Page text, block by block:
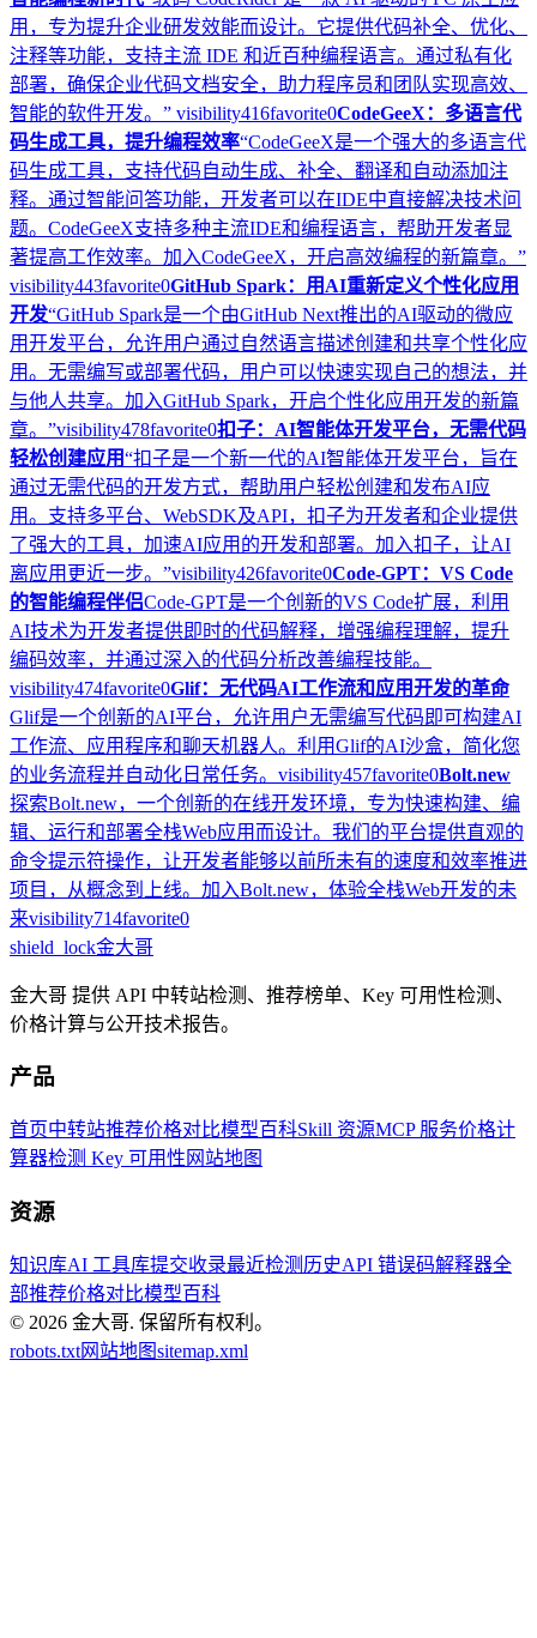
用，专为提升企业研发效能而设计。它提供代码补全、优化、
注释等功能，支持主流 IDE 和近百种编程语言。通过私有化
部署，确保企业代码文档安全，助力程序员和团队实现高效、
智能的软件开发。” visibility416favorite0CodeGeeX：多语言代
码生成工具，提升编程效率“CodeGeeX是一个强大的多语言代
码生成工具，支持代码自动生成、补全、翻译和自动添加注
释。通过智能问答功能，开发者可以在IDE中直接解决技术问
题。CodeGeeX支持多种主流IDE和编程语言，帮助开发者显
著提高工作效率。加入CodeGeeX，开启高效编程的新篇章。”
visibility443favorite0GitHub Spark：用AI重新定义个性化应用
开发“GitHub Spark是一个由GitHub Next推出的AI驱动的微应
用开发平台，允许用户通过自然语言描述创建和共享个性化应
用。无需编写或部署代码，用户可以快速实现自己的想法，并
与他人共享。加入GitHub Spark，开启个性化应用开发的新篇
章。”visibility478favorite0扣子：AI智能体开发平台，无需代码
轻松创建应用“扣子是一个新一代的AI智能体开发平台，旨在
通过无需代码的开发方式，帮助用户轻松创建和发布AI应
用。支持多平台、WebSDK及API，扣子为开发者和企业提供
了强大的工具，加速AI应用的开发和部署。加入扣子，让AI
离应用更近一步。”visibility426favorite0Code-GPT：VS Code
的智能编程伴侣Code-GPT是一个创新的VS Code扩展，利用
AI技术为开发者提供即时的代码解释，增强编程理解，提升
编码效率，并通过深入的代码分析改善编程技能。
visibility474favorite0Glif：无代码AI工作流和应用开发的革命
Glif是一个创新的AI平台，允许用户无需编写代码即可构建AI
工作流、应用程序和聊天机器人。利用Glif的AI沙盒，简化您
的业务流程并自动化日常任务。 visibility457favorite0Bolt.new
探索Bolt.new，一个创新的在线开发环境，专为快速构建、编
辑、运行和部署全栈Web应用而设计。我们的平台提供直观的
命令提示符操作，让开发者能够以前所未有的速度和效率推进
项目，从概念到上线。加入Bolt.new，体验全栈Web开发的未
来visibility714favorite0
shield_lock金大哥
金大哥 提供 API 中转站检测、推荐榜单、Key 可用性检测、
价格计算与公开技术报告。
产品
首页中转站推荐价格对比模型百科Skill 资源MCP 服务价格计
算器检测 Key 可用性 网站地图
资源
知识库AI 工具库提交收录最近检测历史API 错误码解释器全
部推荐价格对比模型百科
© 2026 金大哥. 保留所有权利。
robots.txt网站地图sitemap.xml